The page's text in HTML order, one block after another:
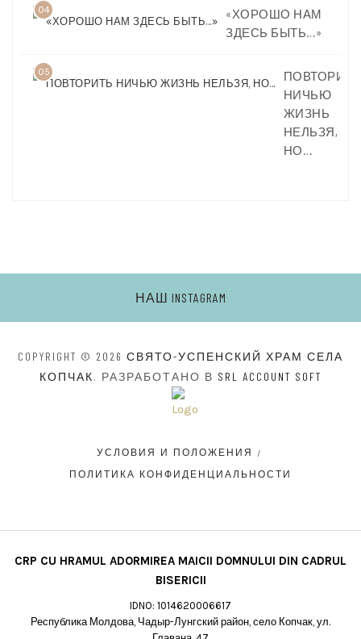
04
«ХОРОШО НАМ
ЗДЕСЬ БЫТЬ…»
05
ПОВТОРИТЬ
НИЧЬЮ
ЖИЗНЬ
НЕЛЬЗЯ,
НО…
НАШ INSTAGRAM
COPYRIGHT © 2026 СВЯТО-УСПЕНСКИЙ ХРАМ СЕЛА
КОПЧАК. РАЗРАБОТАНО В SRL ACCOUNT SOFT
УСЛОВИЯ И ПОЛОЖЕНИЯ
ПОЛИТИКА КОНФИДЕНЦИАЛЬНОСТИ
CRP CU HRAMUL ADORMIREA MAICII DOMNULUI DIN CADRUL
BISERICII
IDNO: 1014620006617
Республика Молдова, Чадыр-Лунгский район, село Копчак, ул.